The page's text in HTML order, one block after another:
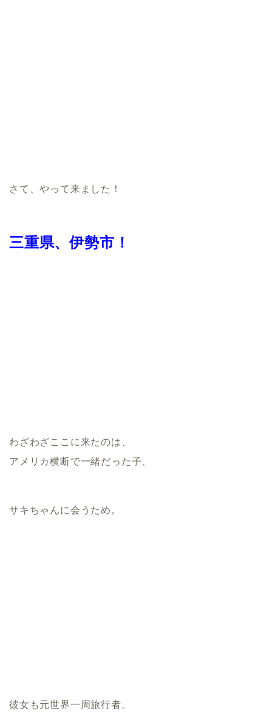
さて、やって来ました！
三重県、伊勢市！
わざわざここに来たのは、
アメリカ横断で一緒だった子、
サキちゃんに会うため。
彼女も元世界一周旅行者。